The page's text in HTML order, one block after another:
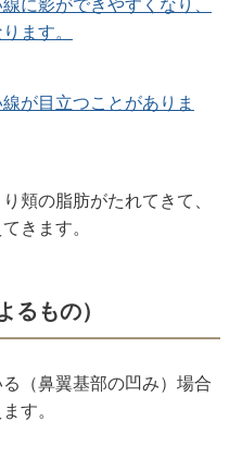
に影ができやすくなり、
ます。
が目立つことがありま
頬の脂肪がたれてきて、
きます。
るもの）
（鼻翼基部の凹み）場合
す。